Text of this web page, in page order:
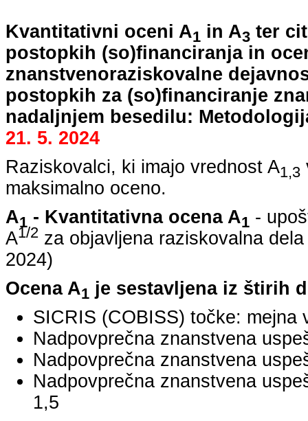
Kvantitativni oceni A1 in A3 ter
postopkih (so)financiranja in
znanstvenoraziskovalne
postopkih za (so)financiranje
nadaljnjem besedilu:
21. 5. 2024
Raziskovalci, ki imajo vrednost A1,3
maksimalno oceno.
A1 - Kvantitativna ocena A1 -
A1/2 za objavljena raziskovalna
2024)
Ocena A1 je sestavljena iz štirih
SICRIS (COBISS) točke: mejna
Nadpovprečna znanstvena
Nadpovprečna znanstvena
Nadpovprečna znanstvena
1,5